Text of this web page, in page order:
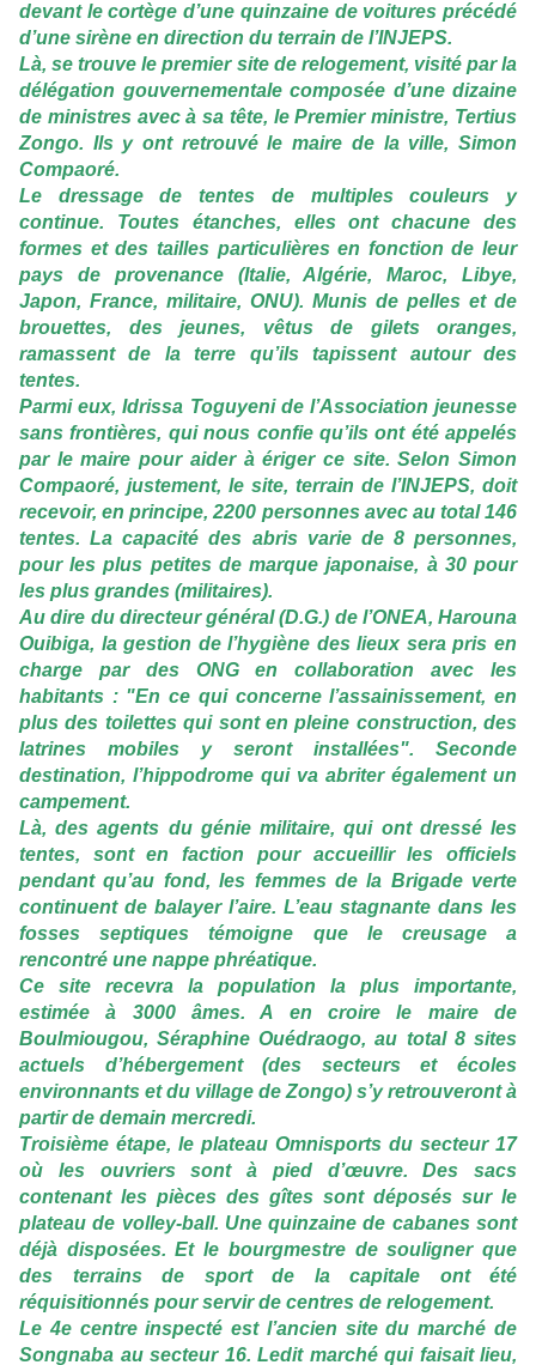
devant le cortège d’une quinzaine de voitures précédé
d’une sirène en direction du terrain de l’INJEPS.
Là, se trouve le premier site de relogement, visité par la
délégation gouvernementale composée d’une dizaine
de ministres avec à sa tête, le Premier ministre, Tertius
Zongo. Ils y ont retrouvé le maire de la ville, Simon
Compaoré.
Le dressage de tentes de multiples couleurs y
continue. Toutes étanches, elles ont chacune des
formes et des tailles particulières en fonction de leur
pays de provenance (Italie, Algérie, Maroc, Libye,
Japon, France, militaire, ONU). Munis de pelles et de
brouettes, des jeunes, vêtus de gilets oranges,
ramassent de la terre qu’ils tapissent autour des
tentes.
Parmi eux, Idrissa Toguyeni de l’Association jeunesse
sans frontières, qui nous confie qu’ils ont été appelés
par le maire pour aider à ériger ce site. Selon Simon
Compaoré, justement, le site, terrain de l’INJEPS, doit
recevoir, en principe, 2200 personnes avec au total 146
tentes. La capacité des abris varie de 8 personnes,
pour les plus petites de marque japonaise, à 30 pour
les plus grandes (militaires).
Au dire du directeur général (D.G.) de l’ONEA, Harouna
Ouibiga, la gestion de l’hygiène des lieux sera pris en
charge par des ONG en collaboration avec les
habitants : "En ce qui concerne l’assainissement, en
plus des toilettes qui sont en pleine construction, des
latrines mobiles y seront installées". Seconde
destination, l’hippodrome qui va abriter également un
campement.
Là, des agents du génie militaire, qui ont dressé les
tentes, sont en faction pour accueillir les officiels
pendant qu’au fond, les femmes de la Brigade verte
continuent de balayer l’aire. L’eau stagnante dans les
fosses septiques témoigne que le creusage a
rencontré une nappe phréatique.
Ce site recevra la population la plus importante,
estimée à 3000 âmes. A en croire le maire de
Boulmiougou, Séraphine Ouédraogo, au total 8 sites
actuels d’hébergement (des secteurs et écoles
environnants et du village de Zongo) s’y retrouveront à
partir de demain mercredi.
Troisième étape, le plateau Omnisports du secteur 17
où les ouvriers sont à pied d’œuvre. Des sacs
contenant les pièces des gîtes sont déposés sur le
plateau de volley-ball. Une quinzaine de cabanes sont
déjà disposées. Et le bourgmestre de souligner que
des terrains de sport de la capitale ont été
réquisitionnés pour servir de centres de relogement.
Le 4e centre inspecté est l’ancien site du marché de
Songnaba au secteur 16. Ledit marché qui faisait lieu,